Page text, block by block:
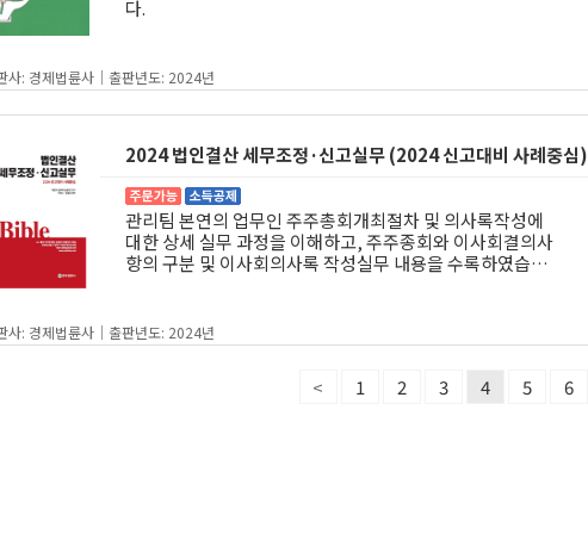
다.
사: 경제법륜사｜출판년도: 2024년
2024 법인결산 세무조정·신고실무 (2024 신고대비 사례중심)
관리팀 본연의 업무인 주주총회개최절차 및 의사록작성에
대한 상세 실무 과정을 이해하고, 주주종회와 이사회결의사
항의 구분 및 이사회의사록 작성실무 내용을 수록하였습니
사: 경제법륜사｜출판년도: 2024년
< 1 2 3 4 5 6